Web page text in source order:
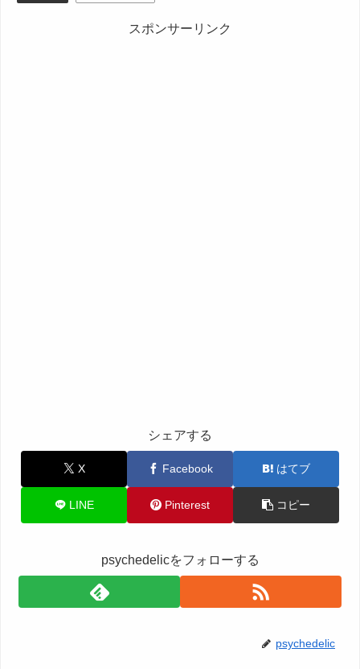
スポンサーリンク
シェアする
X Facebook はてブ
LINE Pinterest コピー
psychedelicをフォローする
psychedelic